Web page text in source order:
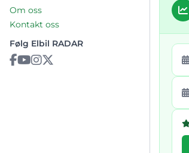
Om oss
Kontakt oss
Følg Elbil RADAR